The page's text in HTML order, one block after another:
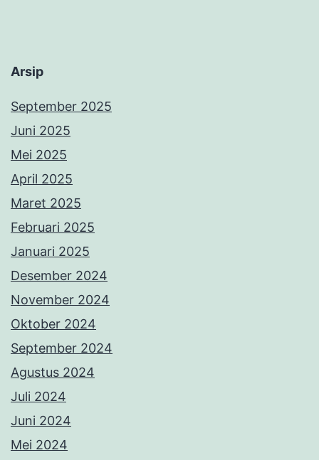
Arsip
September 2025
Juni 2025
Mei 2025
April 2025
Maret 2025
Februari 2025
Januari 2025
Desember 2024
November 2024
Oktober 2024
September 2024
Agustus 2024
Juli 2024
Juni 2024
Mei 2024